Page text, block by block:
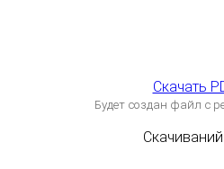
Скачать
Будет создан файл с
Скачиваний: